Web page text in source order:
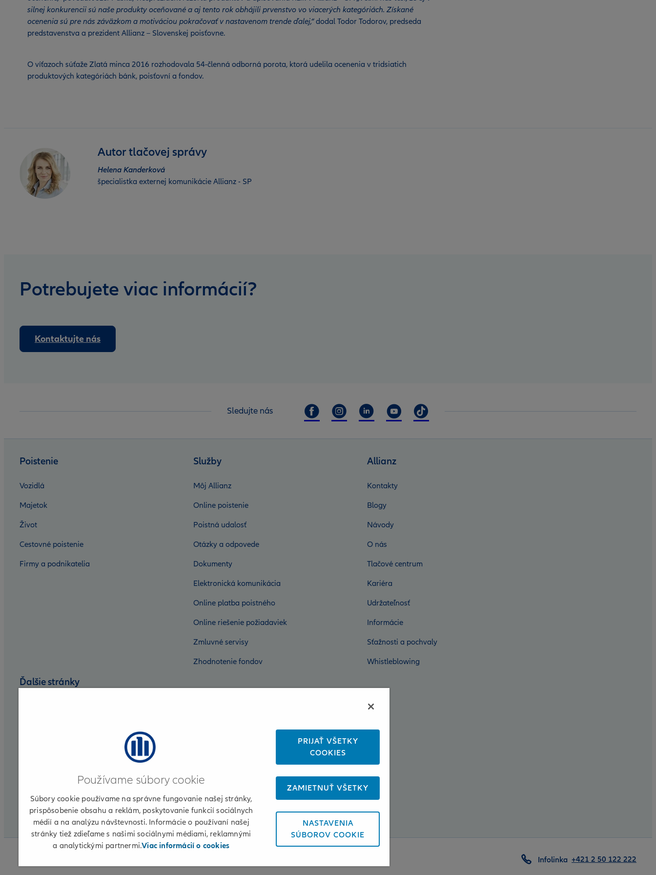
silnej konkurencii sú naše produkty oceňované a aj tento rok obhájili prvenstvo vo viacerých kategóriách. Získané
ocenenia sú pre nás záväzkom a motiváciou pokračovať v nastavenom trende ďalej,“dodal Todor Todorov, predseda
predstavenstva a prezident Allianz – Slovenskej poisťovne.
O víťazoch súťaže Zlatá minca 2016 rozhodovala 54-členná odborná porota, ktorá udelila ocenenia v tridsiatich
produktových kategóriách bánk, poisťovní a fondov.
Autor tlačovej správy
Helena Kanderková
špecialistka externej komunikácie Allianz - SP
Potrebujete viac informácií?
Kontaktujte nás
Sledujte nás
Poistenie
Vozidlá
Majetok
Život
Cestovné poistenie
Firmy a podnikatelia
Služby
Môj Allianz
Online poistenie
Poistná udalosť
Otázky a odpovede
Dokumenty
Elektronická komunikácia
Online platba poistného
Online riešenie požiadaviek
Zmluvné servisy
Zhodnotenie fondov
Allianz
Kontakty
Blogy
Návody
O nás
Tlačové centrum
Kariéra
Udržateľnosť
Informácie
Sťažnosti a pochvaly
Whistleblowing
Ďalšie stránky
Partnerská zóna
Infolinka +421 2 50 122 222
Používame súbory cookie
Súbory cookie používame na správne fungovanie našej stránky,
prispôsobenie obsahu a reklám, poskytovanie funkcií sociálnych
médií a na analýzu návštevnosti. Informácie o používaní našej
stránky tiež zdieľame s našimi sociálnymi médiami, reklamnými
a analytickými partnermi.Viac informácií o cookies
PRIJAŤ VŠETKY
COOKIES
ZAMIETNUŤ VŠETKY
NASTAVENIA
SÚBOROV COOKIE